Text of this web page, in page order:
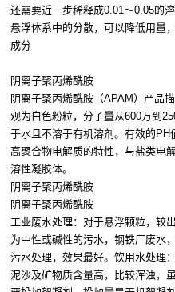
还需要近一步稀释成0.01～0.05的
悬浮体系中的分散，可以降低用量
成分
阴离子聚丙烯酰胺
阴离子聚丙烯酰胺（APAM）产品
观为白色粉粒，分子量从600万到
于水且不溶于有机溶剂。有效的
高聚合物电解质的特性，与盐类电
溶性凝胶体。
阴离子聚丙烯酰胺
阴离子聚丙烯酰胺
工业废水处理：对于悬浮颗粒，较
为中性或碱性的污水，钢铁厂废水
污水处理，效果最好。饮用水处理
泥沙及矿物质含量高，比较浑浊，